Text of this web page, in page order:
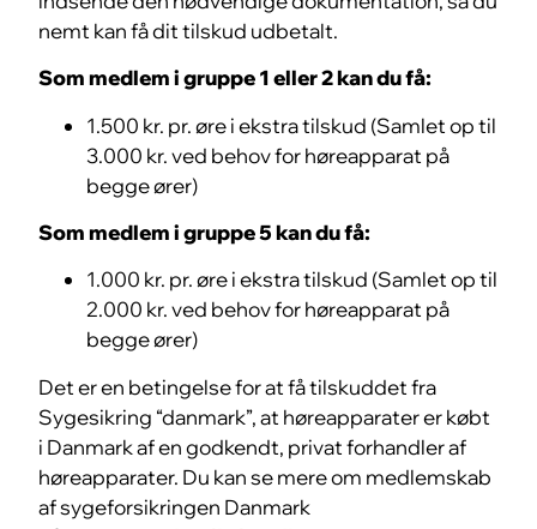
nemt kan få dit tilskud udbetalt.
Som medlem i gruppe 1 eller 2 kan du få:
1.500 kr. pr. øre i ekstra tilskud (Samlet op til
3.000 kr. ved behov for høreapparat på
begge ører)
Som medlem i gruppe 5 kan du få:
1.000 kr. pr. øre i ekstra tilskud (Samlet op til
2.000 kr. ved behov for høreapparat på
begge ører)
Det er en betingelse for at få tilskuddet fra
Sygesikring “danmark”, at høreapparater er købt
i Danmark af en godkendt, privat forhandler af
høreapparater. Du kan se mere om medlemskab
af sygeforsikringen Danmark